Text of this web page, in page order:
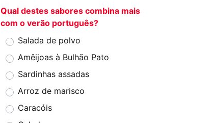
Qual destes sabores combina mais
com o verão português?
Salada de polvo
Amêijoas à Bulhão Pato
Sardinhas assadas
Arroz de marisco
Caracóis